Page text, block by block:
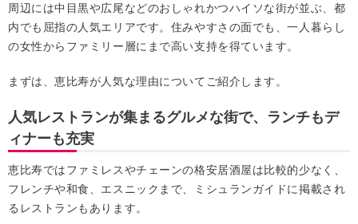
周辺には中目黒や広尾などのおしゃれかつハイソな街が並ぶ、都
内でも屈指の人気エリアです。住みやすさの面でも、一人暮らし
の女性からファミリー層にまで高い支持を得ています。
まずは、恵比寿が人気な理由についてご紹介します。
人気レストランが集まるグルメな街で、ランチもデ
ィナーも充実
恵比寿ではファミレスやチェーンの格安居酒屋は比較的少なく、
フレンチや和食、エスニックまで、ミシュランガイドに掲載され
るレストランもあります。